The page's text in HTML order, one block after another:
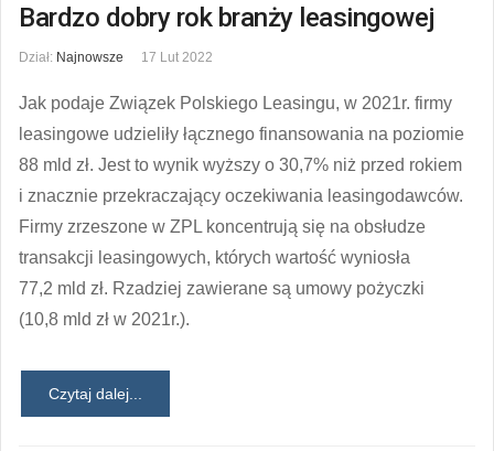
Bardzo dobry rok branży leasingowej
Dział: Najnowsze 17 Lut 2022
Jak podaje Związek Polskiego Leasingu, w 2021r. firmy
leasingowe udzieliły łącznego finansowania na poziomie
88 mld zł. Jest to wynik wyższy o 30,7% niż przed rokiem
i znacznie przekraczający oczekiwania leasingodawców.
Firmy zrzeszone w ZPL koncentrują się na obsłudze
transakcji leasingowych, których wartość wyniosła
77,2 mld zł. Rzadziej zawierane są umowy pożyczki
(10,8 mld zł w 2021r.).
Czytaj dalej...